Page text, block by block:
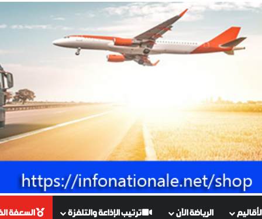
الرياضة الآن ترتيب الإذاعة والتلفزة السعفة